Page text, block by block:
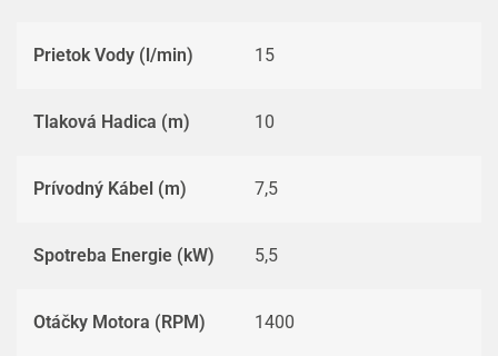
Prietok Vody (l/min) 15
Tlaková Hadica (m) 10
Prívodný Kábel (m) 7,5
Spotreba Energie (kW) 5,5
Otáčky Motora (RPM) 1400